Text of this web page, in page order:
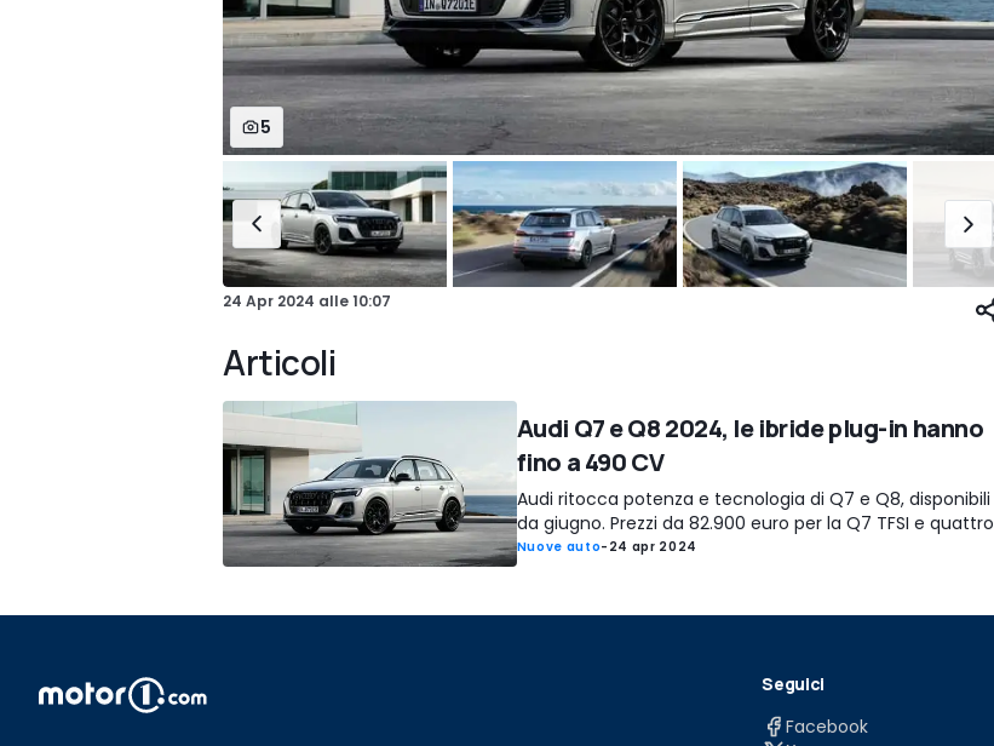
5
24 Apr 2024 alle10:07
Articoli
Audi Q7 e Q8 2024, le ibride plug-in hanno
fino a 490 CV
Audi ritocca potenza e tecnologia di Q7 e Q8, disponibili
da giugno. Prezzi da 82.900 euro per la Q7 TFSI e quattro
Nuove auto- 24 apr 2024
Seguici
Facebook